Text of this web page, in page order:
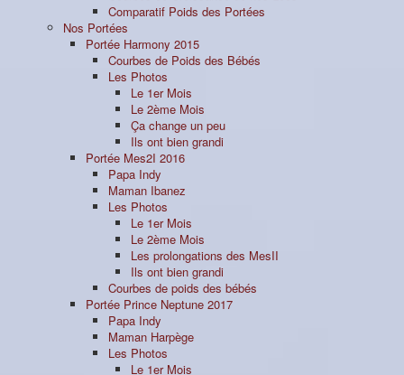
Comparatif Poids des Portées
Nos Portées
Portée Harmony 2015
Courbes de Poids des Bébés
Les Photos
Le 1er Mois
Le 2ème Mois
Ça change un peu
Ils ont bien grandi
Portée Mes2I 2016
Papa Indy
Maman Ibanez
Les Photos
Le 1er Mois
Le 2ème Mois
Les prolongations des MesII
Ils ont bien grandi
Courbes de poids des bébés
Portée Prince Neptune 2017
Papa Indy
Maman Harpège
Les Photos
Le 1er Mois